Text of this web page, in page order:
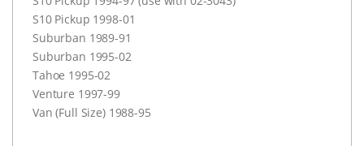
S10 Pickup 1998-01
Suburban 1989-91
Suburban 1995-02
Tahoe 1995-02
Venture 1997-99
Van (Full Size) 1988-95